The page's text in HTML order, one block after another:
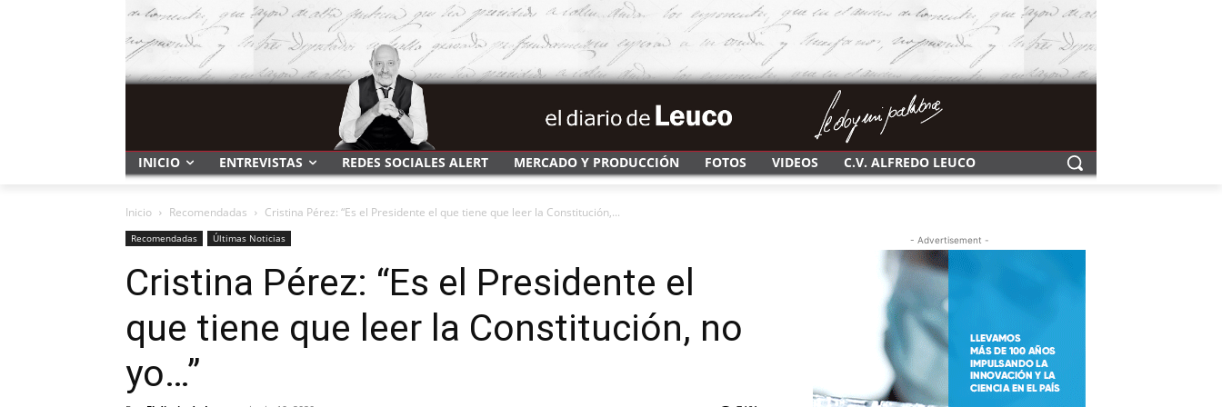
INICIO ENTREVISTAS REDES SOCIALES ALERT MERCADO Y PRODUCCIÓN FOTOS VIDEOS C.V. ALFREDO LEUCO
Inicio Recomendadas Cristina Pérez: “Es el Presidente el que tiene que leer la Constitución,...
Recomendadas Últimas Noticias
Cristina Pérez: “Es el Presidente el
que tiene que leer la Constitución, no
yo…”
- Advertisement -